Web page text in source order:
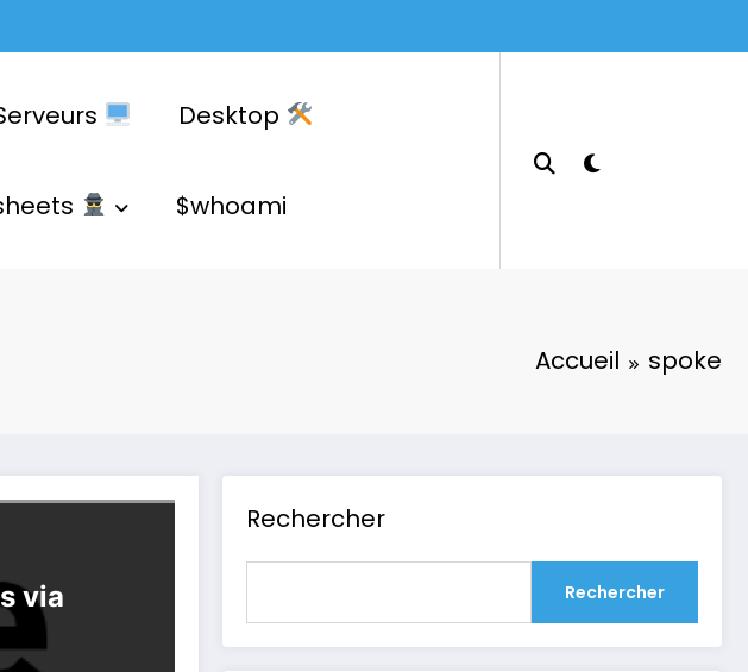
Desktop
$whoami
Accueil spoke
via
Rechercher
Rechercher